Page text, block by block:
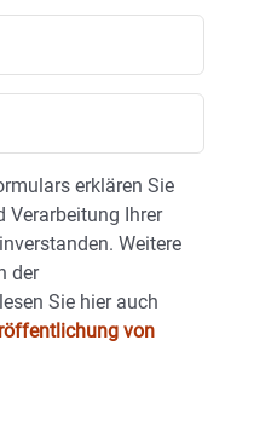
erklären Sie
Verarbeitung Ihrer
Weitere
der
Sie hier auch
von